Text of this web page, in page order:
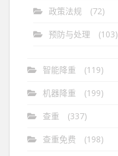
政策法规 (72)
预防与处理 (103)
智能降重 (119)
机器降重 (199)
查重 (337)
查重免费 (198)